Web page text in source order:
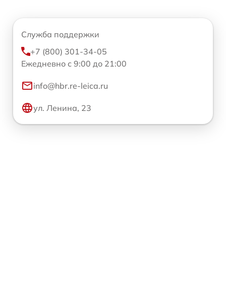
Служба поддержки
+7 (800) 301-34-05
Ежедневно с 9:00 до 21:00
info@hbr.re-leica.ru
ул. Ленина, 23